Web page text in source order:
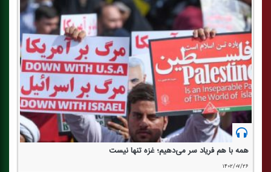
همه با هم فریاد سر می‌دهیم؛ غزه تنها نیست
۱۴۰۲/۰۷/۲۶